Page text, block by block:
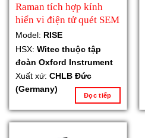
Raman tích hợp kính
hiển vi điện tử quét SEM
Model: RISE
HSX: Witec thuộc tập
đoàn Oxford Instrument
Xuất xứ: CHLB Đức
(Germany)
Đọc tiếp